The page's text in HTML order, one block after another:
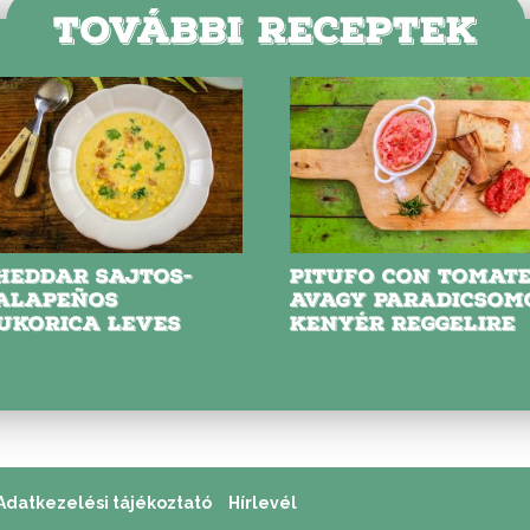
TOVÁBBI RECEPTEK
SAJTOS-
LEVES
PITUFO CON
AVAGY
KENYÉR REGGELIRE
tájékoztató Hírlevél